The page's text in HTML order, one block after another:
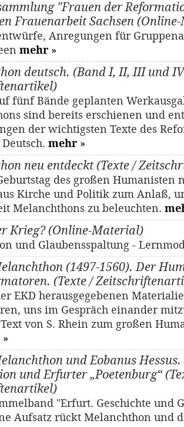
"Frauen der
Frauenarbeit Sachsen
Anregungen für
mehr »
deutsch. (Band I, II, III und
fünf Bände geplanten
sind bereits erschienen und
der wichtigsten Texte des
mehr »
neu entdeckt (Texte /
des großen Humanisten
Kirche und Politik zum Anlaß,
Melanchthons zu beleuchten.
Krieg? (Online-Material)
und Glaubensspaltung -
(1497-1560). Der
(Texte /
EKD herausgegebenen
uns im Gespräch einander
von S. Rhein zum großen
»
und Eobanus
und Erfurter „Poetenburg“
"Erfurt. Geschichte und
Aufsatz rückt Melanchthon und